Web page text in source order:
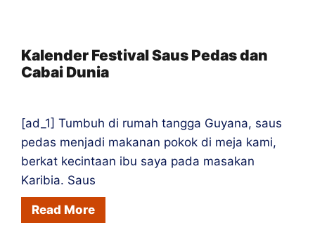
&
Lokal
Kalender Festival Saus Pedas dan
Cabai Dunia
[ad_1] Tumbuh di rumah tangga Guyana, saus
pedas menjadi makanan pokok di meja kami,
berkat kecintaan ibu saya pada masakan
Karibia. Saus
Read More